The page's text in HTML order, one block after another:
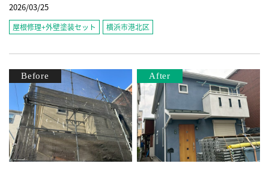
2026/03/25
屋根修理+外壁塗装セット 横浜市港北区